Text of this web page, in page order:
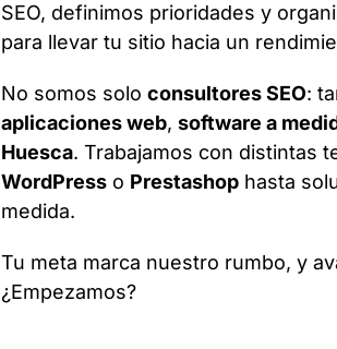
SEO, definimos prioridades y
para llevar tu sitio hacia un
No somos solo consultores SEO:
aplicaciones web, software a
Huesca. Trabajamos con distintas
WordPress o Prestashop hasta
medida.
Tu meta marca nuestro rumbo, y
¿Empezamos?